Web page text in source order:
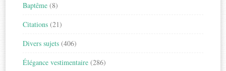
Baptême (8)
Citations (21)
Divers sujets (406)
Élégance vestimentaire (286)